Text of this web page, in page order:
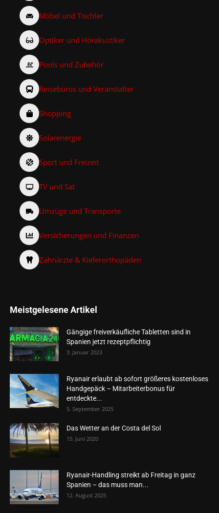
Möbel und Tischler
Optiker und Hörakustiker
Pools und Zubehör
Reisebüros und Veranstalter
Shopping
Solarenergie
Sport und Freizeit
TV und Sat
Umzüge und Transporte
Versicherungen und Finanzen
Zahnärzte & Kieferorthopäden
Meistgelesene Artikel
Gängige freiverkäufliche Tabletten sind in
Spanien jetzt rezeptpflichtig
3. Januar 2023
Ryanair erlaubt ab sofort größeres kostenloses
Handgepäck – Mitarbeiterbonus für
entdeckte...
5. September 2025
Das Wetter an der Costa del Sol
15. Juni 2020
Ryanair-Handling streikt ab Freitag in ganz
Spanien – das muss man...
12. August 2025